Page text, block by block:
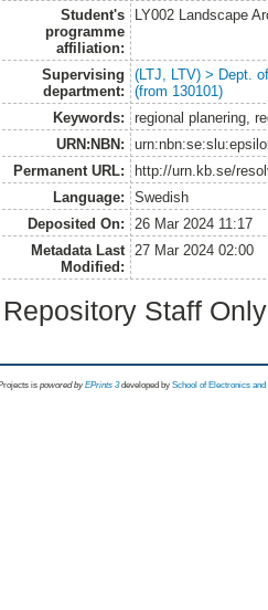
Student's
programme
affiliation:
LY002 Landscape
Supervising
department:
(LTJ, LTV) > Dept.
(from 130101)
Keywords:
regional planering,
URN:NBN:
Permanent URL:
http://urn.kb.se/
Language:
Swedish
Deposited On:
26 Mar 2024 11:17
Metadata Last
Modified:
27 Mar 2024 02:00
Repository Staff
is powored byEPrints 3 developed by School of Electronics